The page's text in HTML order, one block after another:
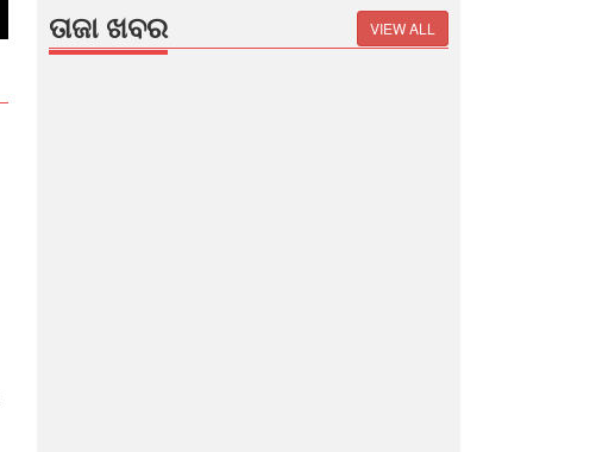
ତାଜା ଖବର VIEW ALL